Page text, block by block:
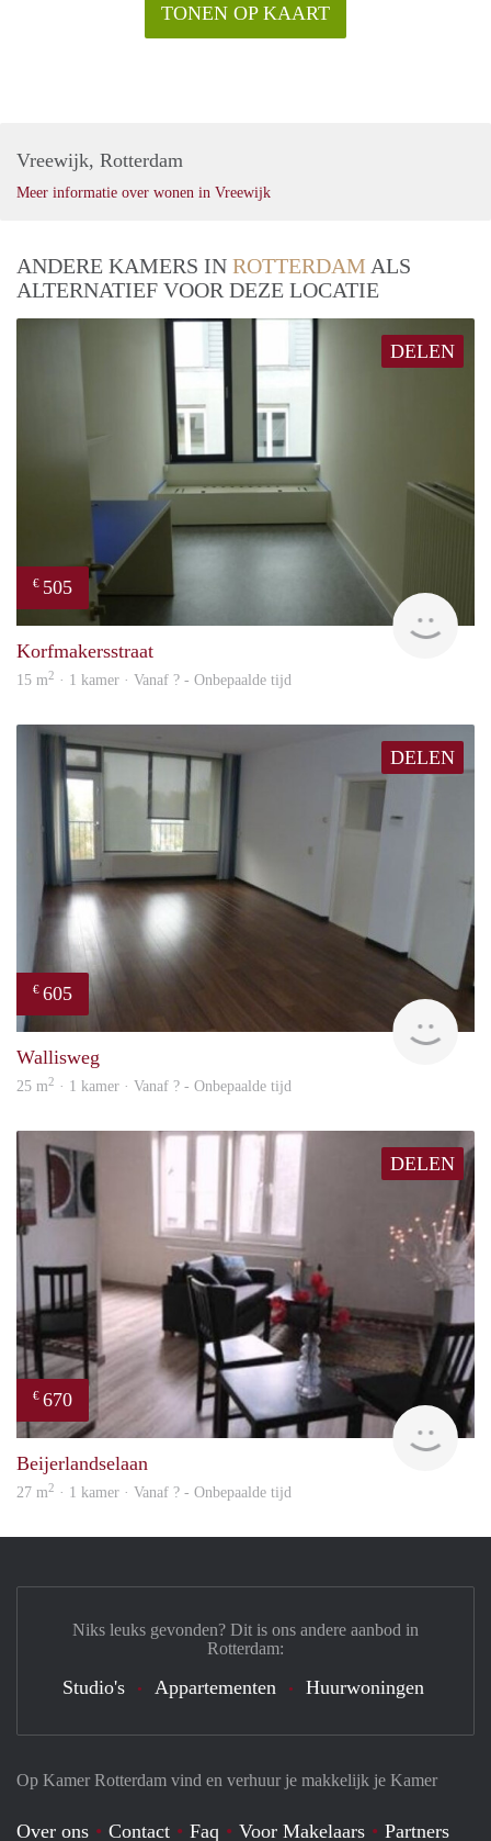
TONEN OP KAART
Vreewijk, Rotterdam
Meer informatie over wonen in Vreewijk
ANDERE KAMERS IN ROTTERDAM ALS
ALTERNATIEF VOOR DEZE LOCATIE
DELEN
€ 505
Korfmakersstraat
15 m2 · 1 kamer · Vanaf ? - Onbepaalde tijd
DELEN
€ 605
Wallisweg
25 m2 · 1 kamer · Vanaf ? - Onbepaalde tijd
DELEN
€ 670
Beijerlandselaan
27 m2 · 1 kamer · Vanaf ? - Onbepaalde tijd
Op Kamer Rotterdam vind en verhuur je makkelijk je Kamer
Over ons Contact Faq Voor Makelaars Partners
Niks leuks gevonden? Dit is ons andere aanbod in
Rotterdam:
Studio's Appartementen Huurwoningen